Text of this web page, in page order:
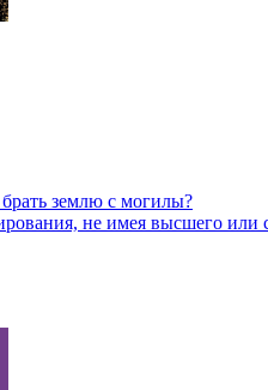
землю с могилы?
не имея высшего или